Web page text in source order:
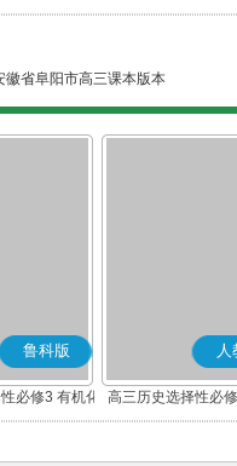
徽省阜阳市高三课本版本
鲁科版
必修3 有机化
础
人
高三历史选择性必
流与传播(部